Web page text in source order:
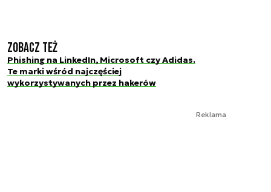
Zobacz też
Phishing na LinkedIn, Microsoft czy Adidas.
Te marki wśród najczęściej
wykorzystywanych przez hakerów
Reklama